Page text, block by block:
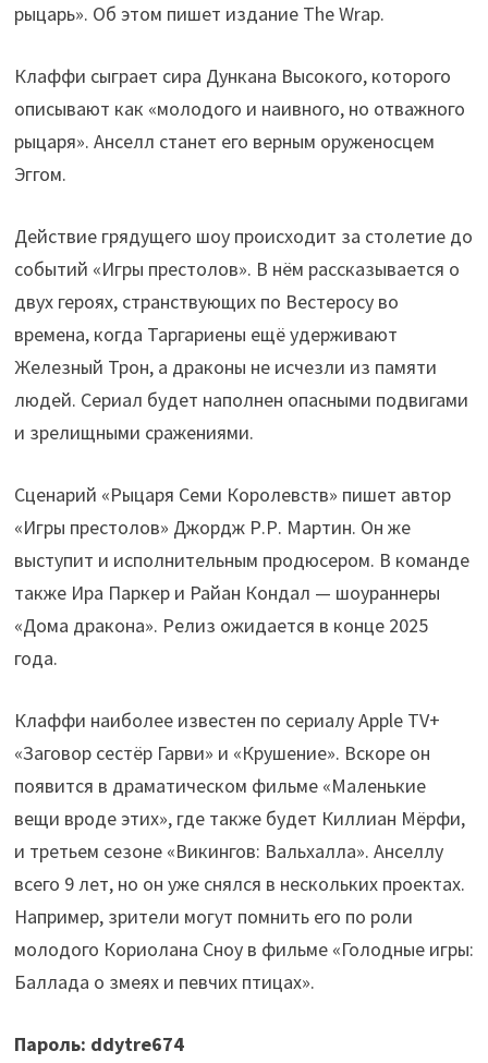
рыцарь». Об этом пишет издание The Wrap.
Клаффи сыграет сира Дункана Высокого, которого
описывают как «молодого и наивного, но отважного
рыцаря». Анселл станет его верным оруженосцем
Эггом.
Действие грядущего шоу происходит за столетие до
событий «Игры престолов». В нём рассказывается о
двух героях, странствующих по Вестеросу во
времена, когда Таргариены ещё удерживают
Железный Трон, а драконы не исчезли из памяти
людей. Сериал будет наполнен опасными подвигами
и зрелищными сражениями.
Сценарий «Рыцаря Семи Королевств» пишет автор
«Игры престолов» Джордж Р.Р. Мартин. Он же
выступит и исполнительным продюсером. В команде
также Ира Паркер и Райан Кондал — шоураннеры
«Дома дракона». Релиз ожидается в конце 2025
года.
Клаффи наиболее известен по сериалу Apple TV+
«Заговор сестёр Гарви» и «Крушение». Вскоре он
появится в драматическом фильме «Маленькие
вещи вроде этих», где также будет Киллиан Мёрфи,
и третьем сезоне «Викингов: Вальхалла». Анселлу
всего 9 лет, но он уже снялся в нескольких проектах.
Например, зрители могут помнить его по роли
молодого Кориолана Сноу в фильме «Голодные игры:
Баллада о змеях и певчих птицах».
Пароль: ddytre674